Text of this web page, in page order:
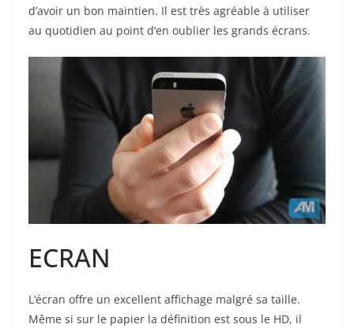
d’avoir un bon maintien. Il est très agréable à utiliser
au quotidien au point d’en oublier les grands écrans.
ECRAN
L’écran offre un excellent affichage malgré sa taille.
Même si sur le papier la définition est sous le HD, il